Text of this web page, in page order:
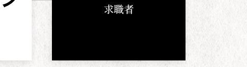
求職者